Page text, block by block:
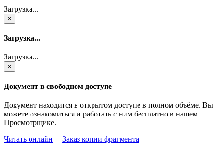
Загрузка...
×
Загрузка...
Загрузка...
×
Документ в свободном доступе
Документ находится в открытом доступе в полном объёме. Вы
можете ознакомиться и работать с ним бесплатно в нашем
Просмотрщике.
Читать онлайн
Заказ копии фрагмента